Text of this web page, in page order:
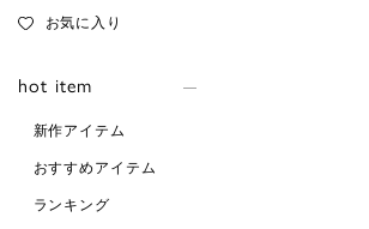
お気に入り
hot item
新作アイテム
おすすめアイテム
ランキング